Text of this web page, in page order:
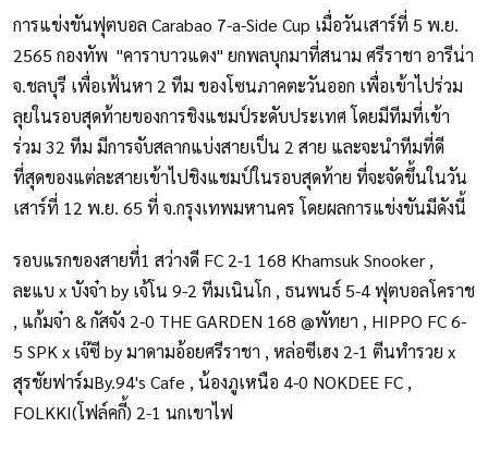
การแข่งขันฟุตบอล Carabao 7-a-Side Cup เมื่อวันเสาร์ที่ 5 พ.ย.
2565 กองทัพ "คาราบาวแดง" ยกพลบุกมาที่สนาม ศรีราชา อารีน่า
จ.ชลบุรี เพื่อเฟ้นหา 2 ทีม ของโซนภาคตะวันออก เพื่อเข้าไปร่วม
ลุยในรอบสุดท้ายของการชิงแชมป์ระดับประเทศ โดยมีทีมที่เข้า
ร่วม 32 ทีม มีการจับสลากแบ่งสายเป็น 2 สาย และจะนำทีมที่ดี
ที่สุดของแต่ละสายเข้าไปชิงแชมป์ในรอบสุดท้าย ที่จะจัดขึ้นในวัน
เสาร์ที่ 12 พ.ย. 65 ที่ จ.กรุงเทพมหานคร โดยผลการแข่งขันมีดังนี้
รอบแรกของสายที่1 สว่างดี FC 2-1 168 Khamsuk Snooker ,
ละแบ x บังจ๋า by เจ้โน 9-2 ทีมเนินโก , ธนพนธ์ 5-4 ฟุตบอลโคราช
, แก้มจ๋า & กัสจัง 2-0 THE GARDEN 168 @พัทยา , HIPPO FC 6-
5 SPK x เจ๊ซี by มาดามอ้อยศรีราชา , หล่อซีเฮง 2-1 ตีนทำรวย x
สุรชัยฟาร์มBy.94's Cafe , น้องภูเหนือ 4-0 NOKDEE FC ,
FOLKKI(โฟล์คกี้) 2-1 นกเขาไฟ